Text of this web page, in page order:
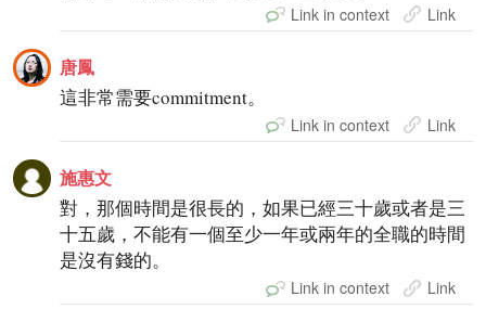
Link in context Link
唐鳳
這非常需要commitment。
Link in context Link
施惠文
對，那個時間是很長的，如果已經三十歲或者是三
十五歲，不能有一個至少一年或兩年的全職的時間
是沒有錢的。
Link in context Link